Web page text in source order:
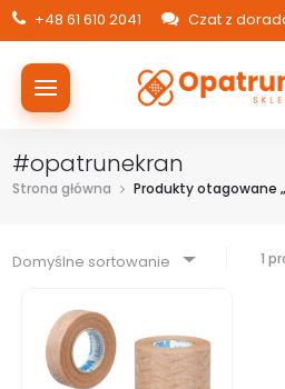
+48 61 610 2041 Czat z
#opatrunekran
Strona główna Produkty otagowane
Domyślne sortowanie 1